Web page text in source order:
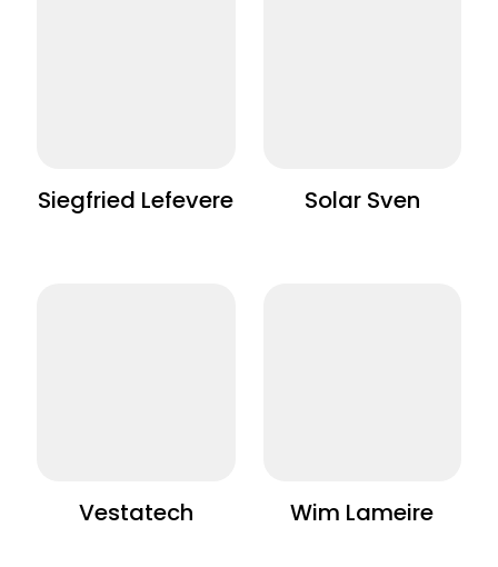
Siegfried Lefevere Solar Sven
Vestatech Wim Lameire